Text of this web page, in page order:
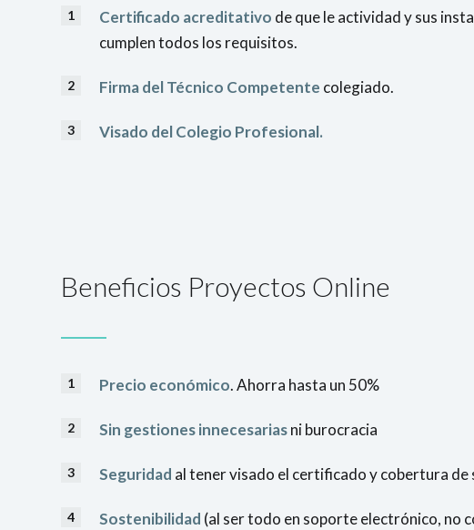
Certificado acreditativo de que le actividad y sus
cumplen todos los requisitos.
Firma del Técnico Competente colegiado.
Visado del Colegio Profesional.
Beneficios Proyectos Online
Precio económico. Ahorra hasta un 50%
Sin gestiones innecesariasni burocracia
Seguridad al tener visado el certificado y cobertura de
Sostenibilidad (al ser todo en soporte electrónico, no